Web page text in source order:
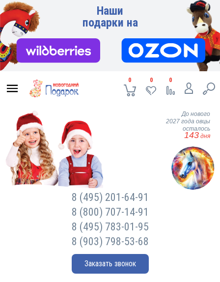
Наши
подарки на
0 0 0
До нового
2027 года овцы
осталось
143 дня
8 (495) 201-64-91
8 (800) 707-14-91
8 (495) 783-01-95
8 (903) 798-53-68
Заказать звонок